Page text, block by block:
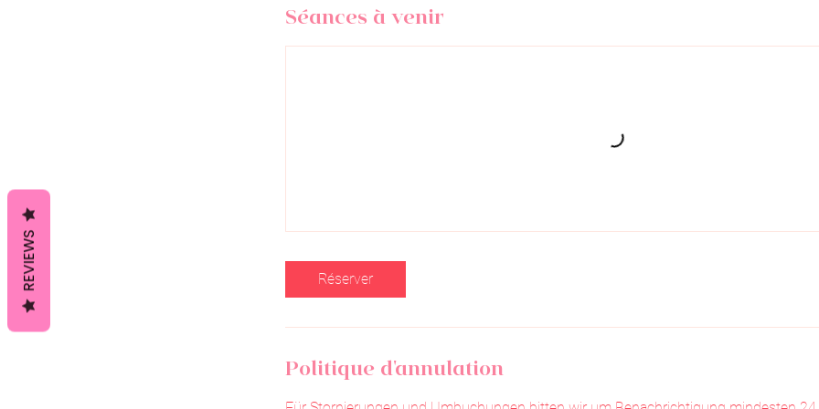
Séances à venir
Réserver
Politique d'annulation
REVIEWS